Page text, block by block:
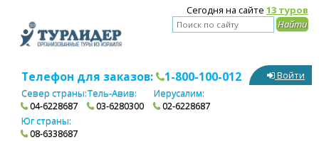
Сегодня на сайте 13 туров
Телефон для заказов: 1-800-100-012
Север страны:
04-6228687
Тель-Авив:
03-6280300
Иерусалим:
02-6228687
Юг страны:
08-6338687
Войти